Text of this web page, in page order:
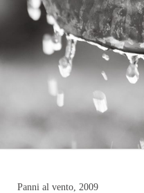
Panni al vento, 2009